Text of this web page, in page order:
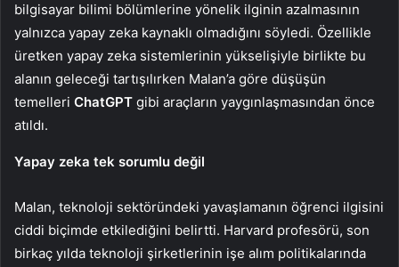
bilgisayar bilimi bölümlerine yönelik ilginin azalmasının
yalnızca yapay zeka kaynaklı olmadığını söyledi. Özellikle
üretken yapay zeka sistemlerinin yükselişiyle birlikte bu
alanın geleceği tartışılırken Malan’a göre düşüşün
temelleri ChatGPT gibi araçların yaygınlaşmasından önce
atıldı.
Yapay zeka tek sorumlu değil
Malan, teknoloji sektöründeki yavaşlamanın öğrenci ilgisini
ciddi biçimde etkilediğini belirtti. Harvard profesörü, son
birkaç yılda teknoloji şirketlerinin işe alım politikalarında